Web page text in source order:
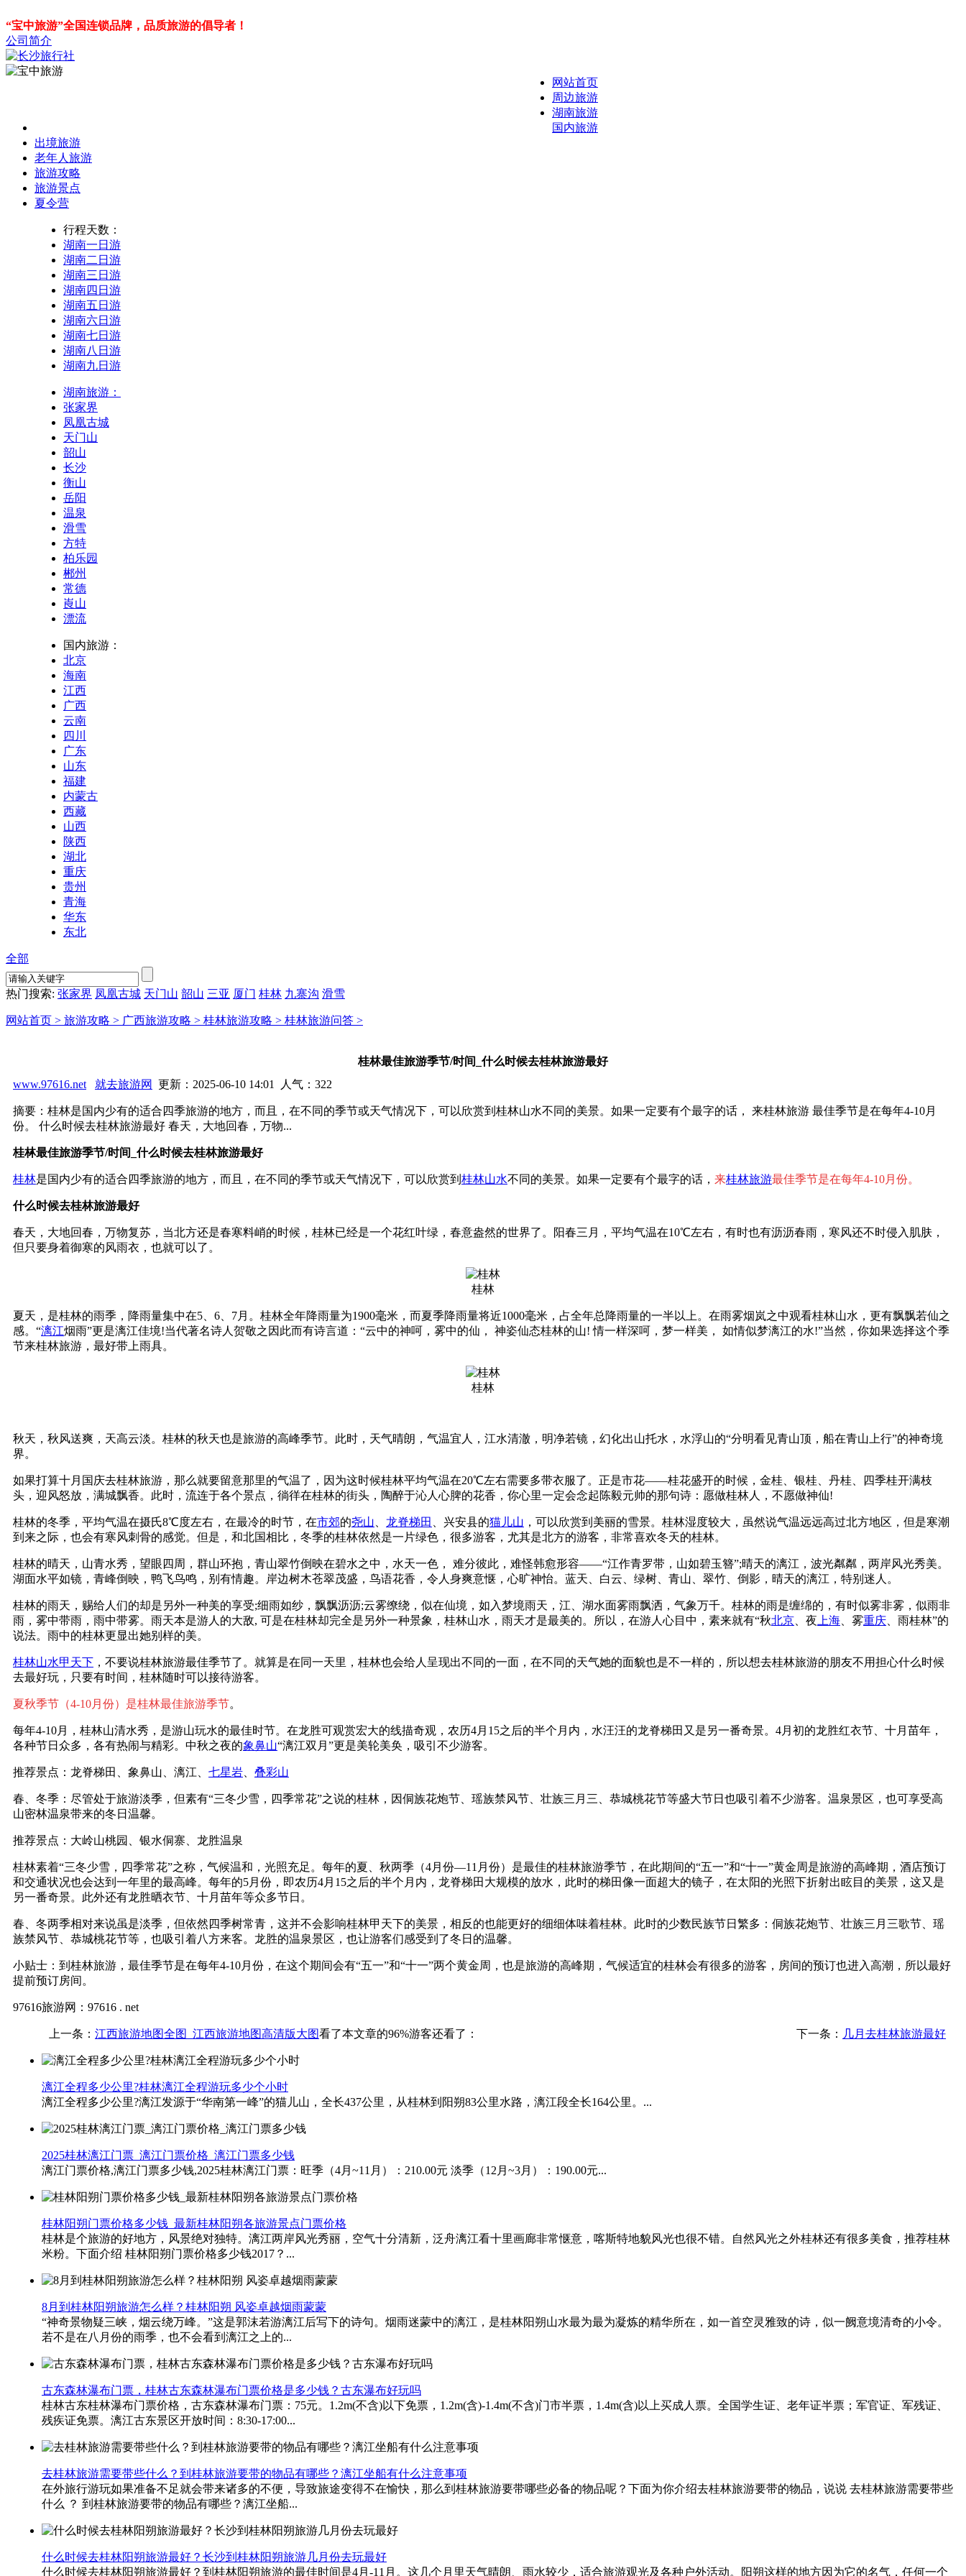
“宝中旅游”全国连锁品牌，品质旅游的倡导者！
公司简介
网站首页
周边旅游
湖南旅游
国内旅游
出境旅游
老年人旅游
旅游攻略
旅游景点
夏令营
行程天数：
湖南一日游
湖南二日游
湖南三日游
湖南四日游
湖南五日游
湖南六日游
湖南七日游
湖南八日游
湖南九日游
湖南旅游：
张家界
凤凰古城
天门山
韶山
长沙
衡山
岳阳
温泉
滑雪
方特
柏乐园
郴州
常德
崀山
漂流
国内旅游：
北京
海南
江西
广西
云南
四川
广东
山东
福建
内蒙古
西藏
山西
陕西
湖北
重庆
贵州
青海
华东
东北
全部
热门搜索: 张家界 凤凰古城 天门山 韶山 三亚 厦门 桂林 九寨沟 滑雪
网站首页 > 旅游攻略 > 广西旅游攻略 > 桂林旅游攻略 > 桂林旅游问答 >
桂林最佳旅游季节/时间_什么时候去桂林旅游最好
www.97616.net
就去旅游网 更新：2025-06-10 14:01 人气： 322
摘要：桂林是国内少有的适合四季旅游的地方，而且，在不同的季节或天气情况下，可以欣赏到桂林山水不同的美景。如果一定要有个最字的话， 来桂林旅游 最佳季节是在每年4-10月
份。 什么时候去桂林旅游最好 春天，大地回春，万物...
桂林最佳旅游季节/时间_什么时候去桂林旅游最好
桂林是国内少有的适合四季旅游的地方，而且，在不同的季节或天气情况下，可以欣赏到 桂林山水不同的美景。如果一定要有个最字的话， 来桂林旅游最佳季节是在每年4-10月份。
什么时候去桂林旅游最好
春天，大地回春，万物复苏，当北方还是春寒料峭的时候，桂林已经是一个花红叶绿，春意盎然的世界了。阳春三月，平均气温在10℃左右，有时也有沥沥春雨，寒风还不时侵入肌肤，
但只要身着御寒的风雨衣，也就可以了。
桂林
夏天，是桂林的雨季，降雨量集中在5、6、7月。桂林全年降雨量为1900毫米，而夏季降雨量将近1000毫米，占全年总降雨量的一半以上。在雨雾烟岚之中观看桂林山水，更有飘飘若仙之
感。“漓江烟雨”更是漓江佳境!当代著名诗人贺敬之因此而有诗言道：“云中的神呵，雾中的仙， 神姿仙态桂林的山! 情一样深呵，梦一样美， 如情似梦漓江的水!”当然，你如果选择这个季
节来桂林旅游，最好带上雨具。
桂林
秋天，秋风送爽，天高云淡。桂林的秋天也是旅游的高峰季节。此时，天气晴朗，气温宜人，江水清澈，明净若镜，幻化出山托水，水浮山的“分明看见青山顶，船在青山上行”的神奇境
界。
如果打算十月国庆去桂林旅游，那么就要留意那里的气温了，因为这时候桂林平均气温在20℃左右需要多带衣服了。正是市花——桂花盛开的时候，金桂、银桂、丹桂、四季桂开满枝
头，迎风怒放，满城飘香。此时，流连于各个景点，徜徉在桂林的街头，陶醉于沁人心脾的花香，你心里一定会念起陈毅元帅的那句诗：愿做桂林人，不愿做神仙!
桂林的冬季，平均气温在摄氏8℃度左右，在最冷的时节，在市郊的尧山 龙脊梯田 、兴安县的猫儿山 ，可以欣赏到美丽的雪景。桂林湿度较大，虽然说气温远远高过北方地区，但是寒潮
到来之际，也会有寒风刺骨的感觉。但是，和北国相比，冬季的桂林依然是一片绿色，很多游客，尤其是北方的游客，非常喜欢冬天的桂林。
桂林的晴天，山青水秀，望眼四周，群山环抱，青山翠竹倒映在碧水之中，水天一色， 难分彼此，难怪韩愈形容——“江作青罗带，山如碧玉簪”;晴天的漓江，波光粼粼，两岸风光秀美。
湖面水平如镜，青峰倒映，鸭飞鸟鸣，别有情趣。岸边树木苍翠茂盛，鸟语花香，令人身爽意惬，心旷神怡。蓝天、白云、绿树、青山、翠竹、倒影，晴天的漓江，特别迷人。
桂林的雨天，赐给人们的却是另外一种美的享受;细雨如纱，飘飘沥沥;云雾缭绕，似在仙境，如入梦境雨天，江、湖水面雾雨飘洒，气象万千。桂林的雨是缠绵的，有时似雾非雾，似雨非
雨，雾中带雨，雨中带雾。雨天本是游人的大敌, 可是在桂林却完全是另外一种景象，桂林山水，雨天才是最美的。所以，在游人心目中，素来就有“秋北京 、夜 上海 、雾重庆 、雨桂林”的
说法。雨中的桂林更显出她别样的美。
桂林山水甲天下 ，不要说桂林旅游最佳季节了。就算是在同一天里，桂林也会给人呈现出不同的一面，在不同的天气她的面貌也是不一样的，所以想去桂林旅游的朋友不用担心什么时候
去最好玩，只要有时间，桂林随时可以接待游客。
夏秋季节（4-10月份）是桂林最佳旅游季节。
每年4-10月，桂林山清水秀，是游山玩水的最佳时节。在龙胜可观赏宏大的线描奇观，农历4月15之后的半个月内，水汪汪的龙脊梯田又是另一番奇景。4月初的龙胜红衣节、十月苗年，
各种节日众多，各有热闹与精彩。中秋之夜的象鼻山“漓江双月”更是美轮美奂，吸引不少游客。
推荐景点：龙脊梯田、象鼻山、漓江、 七星岩 叠彩山
春、冬季：尽管处于旅游淡季，但素有“三冬少雪，四季常花”之说的桂林，因侗族花炮节、瑶族禁风节、壮族三月三、恭城桃花节等盛大节日也吸引着不少游客。温泉景区，也可享受高
山密林温泉带来的冬日温馨。
推荐景点：大岭山桃园、银水侗寨、龙胜温泉
桂林素着“三冬少雪，四季常花”之称，气候温和，光照充足。每年的夏、秋两季（4月份—11月份）是最佳的桂林旅游季节，在此期间的“五一”和“十一”黄金周是旅游的高峰期，酒店预订
和交通状况也会达到一年里的最高峰。每年的5月份，即农历4月15之后的半个月内，龙脊梯田大规模的放水，此时的梯田像一面超大的镜子，在太阳的光照下折射出眩目的美景，这又是
另一番奇景。此外还有龙胜晒衣节、十月苗年等众多节日。
春、冬两季相对来说虽是淡季，但依然四季树常青，这并不会影响桂林甲天下的美景，相反的也能更好的细细体味着桂林。此时的少数民族节日繁多：侗族花炮节、壮族三月三歌节、瑶
族禁风节、恭城桃花节等，也吸引着八方来客。龙胜的温泉景区，也让游客们感受到了冬日的温馨。
小贴士：到桂林旅游，最佳季节是在每年4-10月份，在这个期间会有“五一”和“十一”两个黄金周，也是旅游的高峰期，气候适宜的桂林会有很多的游客，房间的预订也进入高潮，所以最好
提前预订房间。
97616旅游网：97616 . net
上一条： 江西旅游地图全图_江西旅游地图高清版大图 下一条： 几月去桂林旅游最好
看了本文章的96%游客还看了：
漓江全程多少公里?桂林漓江全程游玩多少个小时
漓江全程多少公里?漓江发源于“华南第一峰”的猫儿山，全长437公里，从桂林到阳朔83公里水路，漓江段全长164公里。...
2025桂林漓江门票_漓江门票价格_漓江门票多少钱
漓江门票价格​,漓江门票多少钱,2025桂林漓江门票：旺季（4月~11月）：210.00元 淡季（12月~3月）：190.00元...
桂林阳朔门票价格多少钱_最新桂林阳朔各旅游景点门票价格
桂林是个旅游的好地方，风景绝对独特。漓江两岸风光秀丽，空气十分清新，泛舟漓江看十里画廊非常惬意，喀斯特地貌风光也很不错。自然风光之外桂林还有很多美食，推荐桂林
米粉。下面介绍 桂林阳朔门票价格多少钱2017？...
8月到桂林阳朔旅游怎么样？桂林阳朔 风姿卓越烟雨蒙蒙
“神奇景物疑三峡，烟云绕万峰。”这是郭沫若游漓江后写下的诗句。烟雨迷蒙中的漓江，是桂林阳朔山水最为最为凝炼的精华所在，如一首空灵雅致的诗，似一阙意境清奇的小令。
若不是在八月份的雨季，也不会看到漓江之上的...
古东森林瀑布门票，桂林古东森林瀑布门票价格是多少钱？古东瀑布好玩吗
桂林古东桂林瀑布门票价格，古东森林瀑布门票：75元。1.2m(不含)以下免票，1.2m(含)-1.4m(不含)门市半票，1.4m(含)以上买成人票。全国学生证、老年证半票；军官证、军残证、
残疾证免票。漓江古东景区开放时间：8:30-17:00...
去桂林旅游需要带些什么？到桂林旅游要带的物品有哪些？漓江坐船有什么注意事项
在外旅行游玩如果准备不足就会带来诸多的不便，导致旅途变得不在愉快，那么到桂林旅游要带哪些必备的物品呢？下面为你介绍去桂林旅游要带的物品，说说 去桂林旅游需要带些
什么 ？ 到桂林旅游要带的物品有哪些？漓江坐船...
什么时候去桂林阳朔旅游最好？长沙到桂林阳朔旅游几月份去玩最好
什么时候去桂林阳朔旅游最好？到桂林阳朔旅游的最佳时间是4月-11月。这几个月里天气晴朗、雨水较少，适合旅游观光及各种户外活动。阳朔这样的地方因为它的名气，任何一个